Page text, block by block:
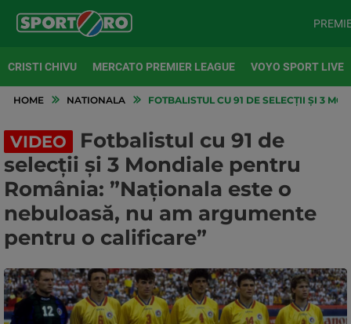
CRISTI CHIVU MERCATO PREMIER LEAGUE VOYO SPORT LIVE
HOME NATIONALA FOTBALISTUL CU 91 DE SELECȚII ȘI 3
VIDEO
Fotbalistul cu 91 de
selecții și 3 Mondiale pentru
România: ”Naționala este o
nebuloasă, nu am argumente
pentru o calificare”